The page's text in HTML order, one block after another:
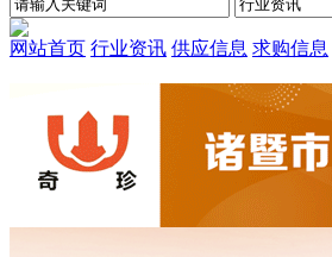
网站首页 行业资讯 供应信息 求购信息